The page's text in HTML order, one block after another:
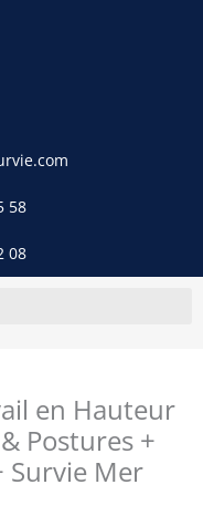
58
08
en Hauteur
Postures +
Survie Mer